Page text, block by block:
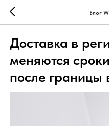
Блог
Доставка в
меняются
после границы